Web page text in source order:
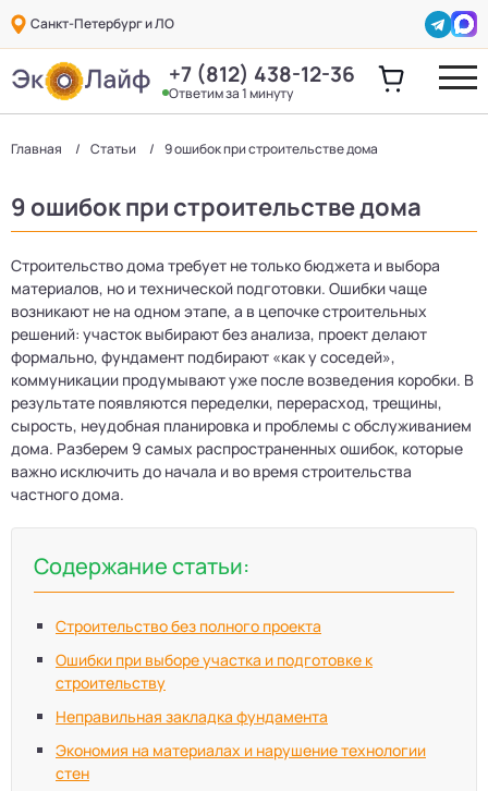
Санкт-Петербург и ЛО
+7 (812) 438-12-36
Ответим за 1 минуту
Главная Статьи 9 ошибок при строительстве дома
9 ошибок при строительстве дома
Строительство дома требует не только бюджета и выбора
материалов, но и технической подготовки. Ошибки чаще
возникают не на одном этапе, а в цепочке строительных
решений: участок выбирают без анализа, проект делают
формально, фундамент подбирают «как у соседей»,
коммуникации продумывают уже после возведения коробки. В
результате появляются переделки, перерасход, трещины,
сырость, неудобная планировка и проблемы с обслуживанием
дома. Разберем 9 самых распространенных ошибок, которые
важно исключить до начала и во время строительства
частного дома.
Содержание статьи:
Строительство без полного проекта
Ошибки при выборе участка и подготовке к
строительству
Неправильная закладка фундамента
Экономия на материалах и нарушение технологии
стен